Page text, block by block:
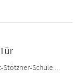
Schule ...